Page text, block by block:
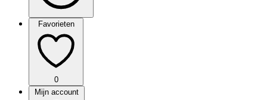
Favorieten
0
Mijn account